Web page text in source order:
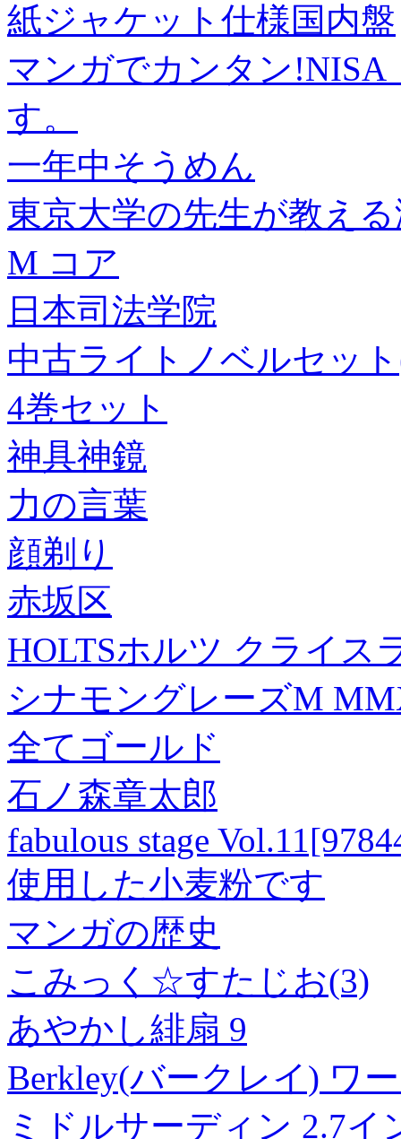
紙ジャケット仕様国内盤
マンガでカンタン!NISA
す。
一年中そうめん
東京大学の先生が教え
M コア
日本司法学院
中古ライトノベルセッ
4巻セット
神具神鏡
力の言葉
顔剃り
赤坂区
HOLTSホルツ クライス
シナモングレーズM
全てゴールド
石ノ森章太郎
fabulous stage
使用した小麦粉です
マンガの歴史
こみっく☆すたじお(3)
あやかし緋扇 9
Berkley(バークレイ) ワ
ミドルサーディン 2.7イ